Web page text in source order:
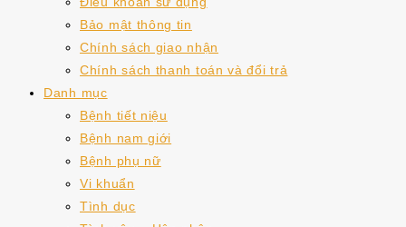
Bảo mật thông tin
Chính sách giao nhận
Chính sách thanh toán và đổi trả
Danh mục
Bệnh tiết niệu
Bệnh nam giới
Bệnh phụ nữ
Vi khuẩn
Tình dục